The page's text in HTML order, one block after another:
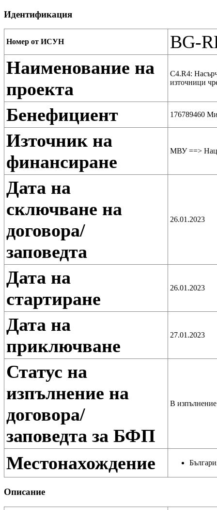
Идентификация
Номер от ИСУН
BG-
Наименование на
проекта
C4.R4:
източници
Бенефициент 176789460
Източник на
финансиране
МВУ ==>
Дата на
сключване на
договора/
заповедта
26.01.2023
Дата на
стартиране
26.01.2023
Дата на
приключване
27.01.2023
Статус на
изпълнение на
договора/
заповедта за БФП
В изпълнение
Местонахождение
Описание